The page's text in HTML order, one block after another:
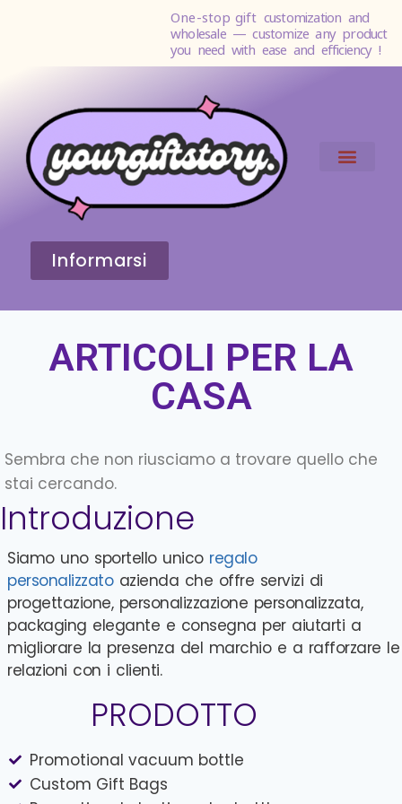
One-stop gift customization and
wholesale — customize any product
you need with ease and efficiency !
Informarsi
ARTICOLI PER LA
CASA
Sembra che non riusciamo a trovare quello che
stai cercando.
Introduzione
Siamo uno sportello unico regalo
personalizzatoazienda che offre servizi di
progettazione, personalizzazione personalizzata,
packaging elegante e consegna per aiutarti a
migliorare la presenza del marchio e a rafforzare le
relazioni con i clienti.
PRODOTTO
Promotional vacuum bottle
Custom Gift Bags